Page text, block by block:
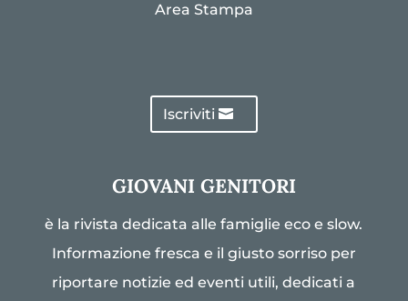
Area Stampa
Iscriviti
GIOVANI GENITORI
è la rivista dedicata alle famiglie eco e slow.
Informazione fresca e il giusto sorriso per
riportare notizie ed eventi utili, dedicati a